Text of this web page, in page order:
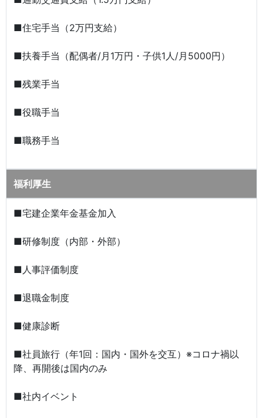
■住宅手当（2万円支給）
■扶養手当（配偶者/月1万円・子供1人/月5000円）
■残業手当
■役職手当
■職務手当
福利厚生
■宅建企業年金基金加入
■研修制度（内部・外部）
■人事評価制度
■退職金制度
■健康診断
■社員旅行（年1回：国内・国外を交互）※コロナ禍以
降、再開後は国内のみ
■社内イベント